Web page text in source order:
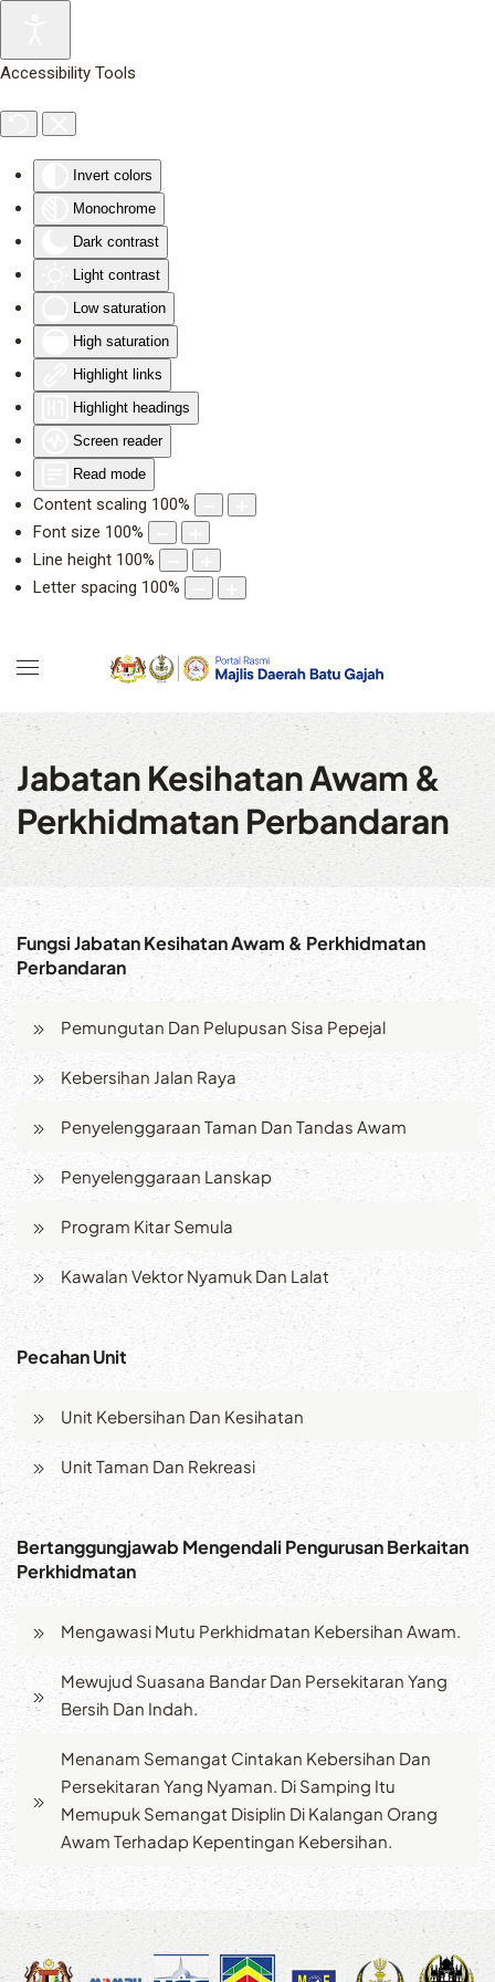
Accessibility Tools
Invert colors
Monochrome
Dark contrast
Light contrast
Low saturation
High saturation
Highlight links
Highlight headings
Screen reader
Read mode
Content scaling 100%
Font size 100%
Line height 100%
Letter spacing 100%
Jabatan Kesihatan Awam &
Perkhidmatan Perbandaran
Fungsi Jabatan Kesihatan Awam & Perkhidmatan
Perbandaran
Pemungutan Dan Pelupusan Sisa Pepejal
Kebersihan Jalan Raya
Penyelenggaraan Taman Dan Tandas Awam
Penyelenggaraan Lanskap
Program Kitar Semula
Kawalan Vektor Nyamuk Dan Lalat
Pecahan Unit
Unit Kebersihan Dan Kesihatan
Unit Taman Dan Rekreasi
Bertanggungjawab Mengendali Pengurusan Berkaitan
Perkhidmatan
Mengawasi Mutu Perkhidmatan Kebersihan Awam.
Mewujud Suasana Bandar Dan Persekitaran Yang
Bersih Dan Indah.
Menanam Semangat Cintakan Kebersihan Dan
Persekitaran Yang Nyaman. Di Samping Itu
Memupuk Semangat Disiplin Di Kalangan Orang
Awam Terhadap Kepentingan Kebersihan.